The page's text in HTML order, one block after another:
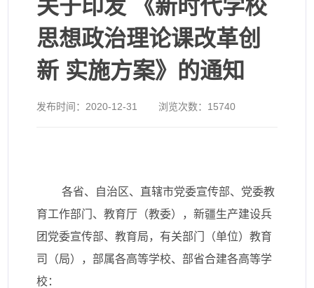
关于印发 《新时代学校
思想政治理论课改革创
新 实施方案》的通知
发布时间： 2020-12-31 浏览次数： 15740
各省、自治区、直辖市党委宣传部、党委教
育工作部门、教育厅（教委），新疆生产建设兵
团党委宣传部、教育局，有关部门（单位）教育
司（局），部属各高等学校、部省合建各高等学
校：